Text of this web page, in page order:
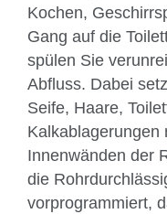
Kochen,
Gang auf die
spülen Sie
Abfluss. Dabei
Seife, Haare,
Kalkablagerungen
Innenwänden der
die
vorprogrammiert,